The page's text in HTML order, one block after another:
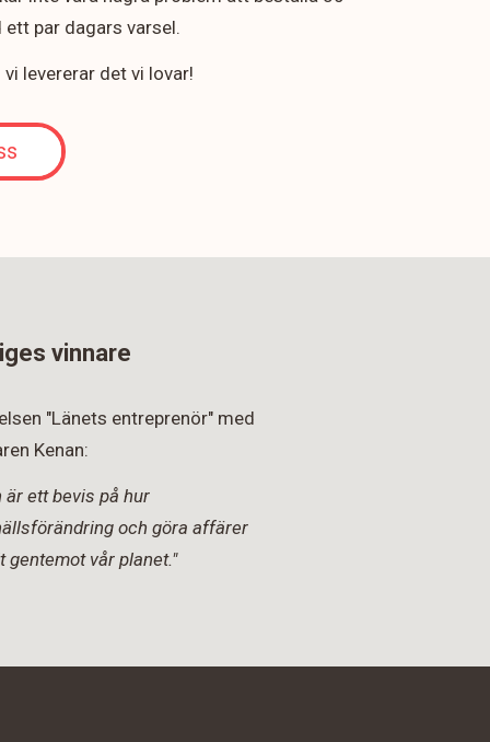
par dagars varsel.
levererar det vi lovar!
vinnare
"Länets entreprenör" med
Kenan:
ett bevis på hur
och göra affärer
vår planet."